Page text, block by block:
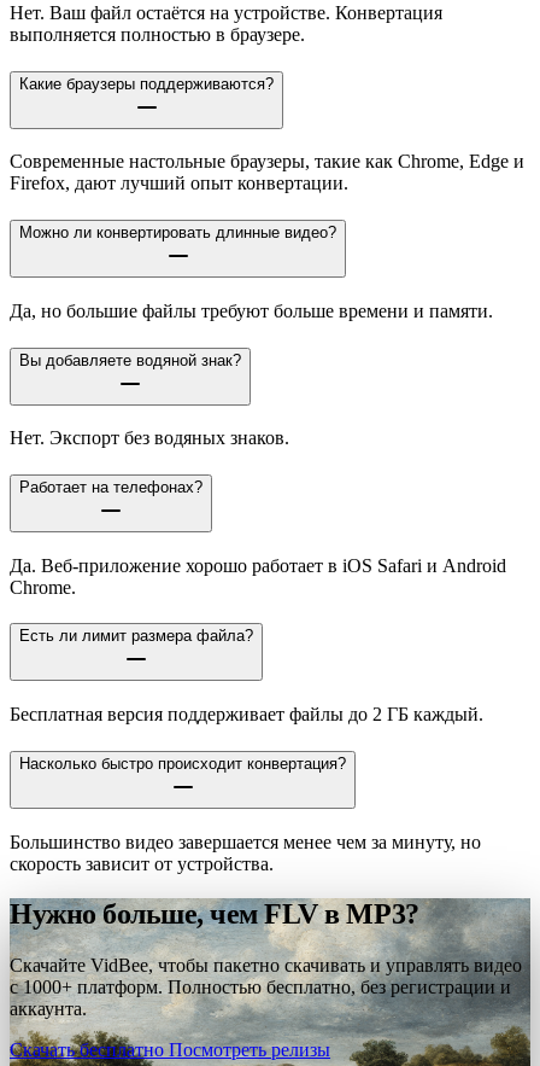
Нет. Ваш файл остаётся на устройстве. Конвертация
выполняется полностью в браузере.
Какие браузеры поддерживаются?
Современные настольные браузеры, такие как Chrome, Edge и
Firefox, дают лучший опыт конвертации.
Можно ли конвертировать длинные видео?
Да, но большие файлы требуют больше времени и памяти.
Вы добавляете водяной знак?
Нет. Экспорт без водяных знаков.
Работает на телефонах?
Да. Веб-приложение хорошо работает в iOS Safari и Android
Chrome.
Есть ли лимит размера файла?
Бесплатная версия поддерживает файлы до 2 ГБ каждый.
Насколько быстро происходит конвертация?
Большинство видео завершается менее чем за минуту, но
скорость зависит от устройства.
Нужно больше, чем FLV в MP3?
Скачайте VidBee, чтобы пакетно скачивать и управлять видео
с 1000+ платформ. Полностью бесплатно, без регистрации и
аккаунта.
Скачать бесплатно Посмотреть релизы